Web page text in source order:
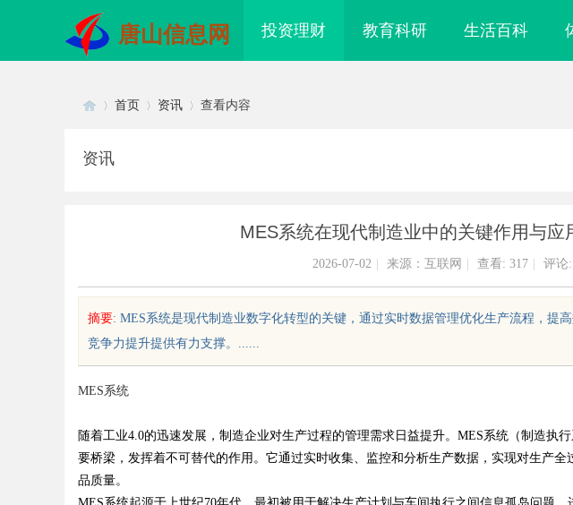
唐山信息网 投资理财 教育科研 生活百科
首页 资讯 查看内容
资讯
MES系统在现代制造业中的关键作用与应
2026-07-02 来源：互联网 查看: 317 评论
摘要: MES系统是现代制造业数字化转型的关键，通过实时数据管理优化生产流程，提
竞争力提升提供有力支撑。......
MES系统
随着工业4.0的迅速发展，制造企业对生产过程的管理需求日益提升。MES系统（制造执
要桥梁，发挥着不可替代的作用。它通过实时收集、监控和分析生产数据，实现对生产
品质量。
眼镜 上海配眼镜